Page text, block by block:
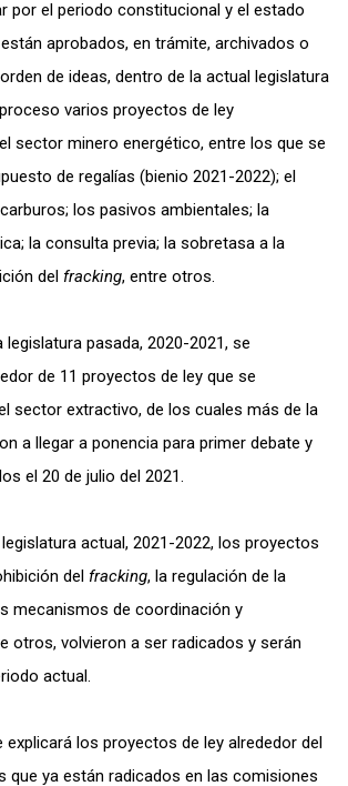
por el periodo constitucional y el estado
aprobados, en trámite, archivados o
de ideas, dentro de la actual legislatura
varios proyectos de ley
sector minero energético, entre los que se
de regalías (bienio 2021-2022); el
los pasivos ambientales; la
la consulta previa; la sobretasa a la
del fracking, entre otros.
legislatura pasada, 2020-2021, se
de 11 proyectos de ley que se
sector extractivo, de los cuales más de la
a llegar a ponencia para primer debate y
el 20 de julio del 2021.
actual, 2021-2022, los proyectos
del fracking, la regulación de la
mecanismos de coordinación y
otros, volvieron a ser radicados y serán
actual.
explicará los proyectos de ley alrededor del
que ya están radicados en las comisiones